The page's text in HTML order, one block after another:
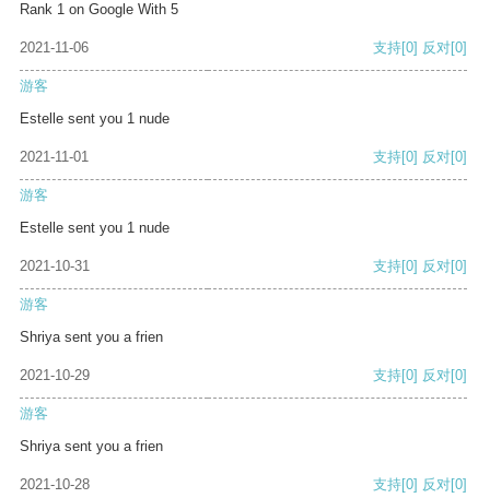
Rank 1 on Google With 5
2021-11-06 支持[0] 反对[0]
游客
Estelle sent you 1 nude
2021-11-01 支持[0] 反对[0]
游客
Estelle sent you 1 nude
2021-10-31 支持[0] 反对[0]
游客
Shriya sent you a frien
2021-10-29 支持[0] 反对[0]
游客
Shriya sent you a frien
2021-10-28 支持[0] 反对[0]